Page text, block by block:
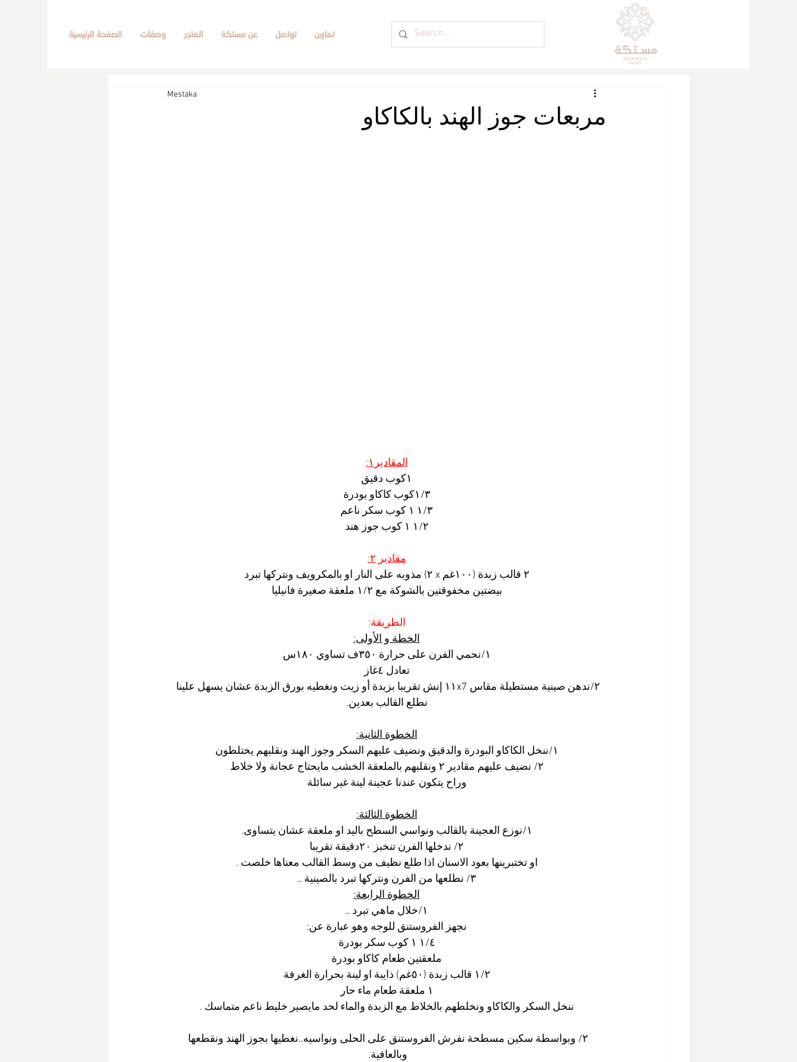
الصفحة الرئيسية وصفات المتجر عن مستكة تواصل تعاون
مربعات جوز الهند بالكاكاو
Mestaka
المقادير١:
١كوب دقيق
١/٣كوب كاكاو بودرة
١/٣ ١ كوب سكر ناعم
١/٢ ١ كوب جوز هند
مقادير ٢:
٢ قالب زبدة (١٠٠غم x ٢) مذوبه على النار او بالمكرويف ونتركها تبرد
بيضتين مخفوقتين بالشوكة مع ١/٢ ملعقة صغيرة فانيليا
الطريقة:
الخطة و الأولى:
١/نحمي الفرن على حرارة ٣٥٠ف تساوي ١٨٠س
تعادل ٤غاز
٢/ندهن صينية مستطيلة مقاس ١١x7 إنش تقريبا بزبدة أو زيت ونغطيه بورق الزبدة عشان يسهل علينا
نطلع القالب بعدين.
الخطوة الثانية:
١/ننخل الكاكاو البودرة والدقيق ونضيف عليهم السكر وجوز الهند ونقلبهم يختلطون
٢/ نضيف عليهم مقادير ٢ ونقلبهم بالملعقة الخشب مايحتاج عجانة ولا خلاط
وراح يتكون عندنا عجينة لينة غير سائلة
الخطوة الثالثة:
١/نوزع العجينة بالقالب ونواسي السطح باليد او ملعقة عشان يتساوى.
٢/ ندخلها الفرن تنخبز ٢٠دقيقة تقريبا
او تختبرينها بعود الاسنان اذا طلع نظيف من وسط القالب معناها خلصت .
٣/ نطلعها من الفرن ونتركها تبرد بالصينية ..
الخطوة الرابعة:
١/خلال ماهي تبرد ..
نجهز الفروستنق للوجه وهو عبارة عن:
١/٤ ١ كوب سكر بودرة
ملعقتين طعام كاكاو بودرة
١/٢ قالب زبدة (٥٠غم) ذايبة او لينة بحرارة الغرفة
١ ملعقة طعام ماء حار
ننخل السكر والكاكاو ونخلطهم بالخلاط مع الزبدة والماء لحد مايصير خليط ناعم متماسك .
٢/ وبواسطة سكين مسطحة نفرش الفروستنق على الحلى ونواسيه..نغطيها بجوز الهند ونقطعها
وبالعافية.